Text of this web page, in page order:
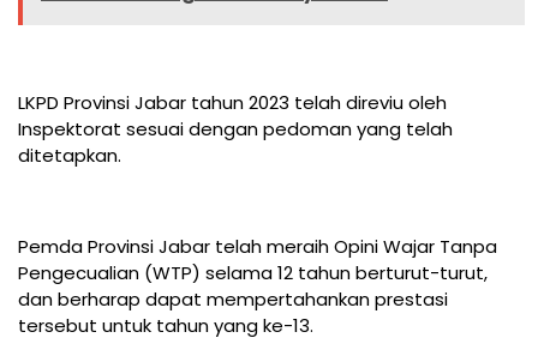
LKPD Provinsi Jabar tahun 2023 telah direviu oleh
Inspektorat sesuai dengan pedoman yang telah
ditetapkan.
Pemda Provinsi Jabar telah meraih Opini Wajar Tanpa
Pengecualian (WTP) selama 12 tahun berturut-turut,
dan berharap dapat mempertahankan prestasi
tersebut untuk tahun yang ke-13.